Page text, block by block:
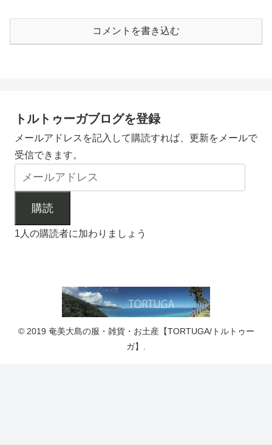
コメントを書き込む
トルトゥーガブログを登録
メールアドレスを記入して購読すれば、更新をメールで
受信できます。
購読
1人の購読者に加わりましょう
© 2019 奄美大島の服・雑貨・お土産【TORTUGA/トルトゥー
ガ】.